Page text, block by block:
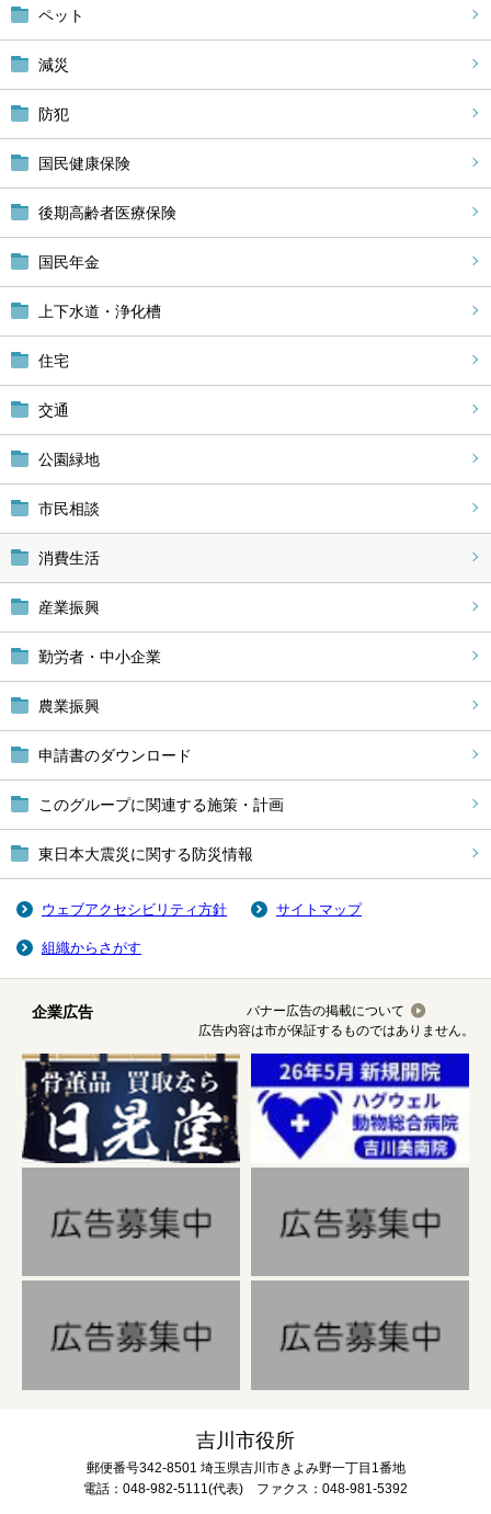
ペット
減災
防犯
国民健康保険
後期高齢者医療保険
国民年金
上下水道・浄化槽
住宅
交通
公園緑地
市民相談
消費生活
産業振興
勤労者・中小企業
農業振興
申請書のダウンロード
このグループに関連する施策・計画
東日本大震災に関する防災情報
ウェブアクセシビリティ方針 サイトマップ
組織からさがす
企業広告
バナー広告の掲載について
広告内容は市が保証するものではありません。
吉川市役所
郵便番号342-8501 埼玉県吉川市きよみ野一丁目1番地
電話：048-982-5111(代表) ファクス：048-981-5392